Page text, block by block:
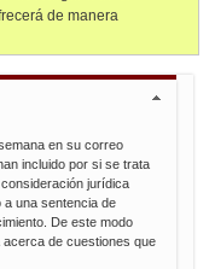
de manera
en su correo
incluido por si se trata
jurídica
a una sentencia de
De este modo
de cuestiones que